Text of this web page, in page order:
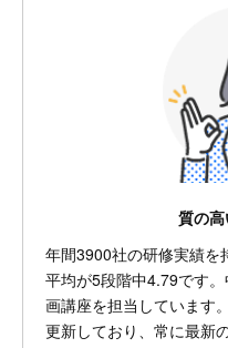
質の
年間3900社の研修実績を
平均が5段階中4.79です
画講座を担当しています
更新しており、常に最新